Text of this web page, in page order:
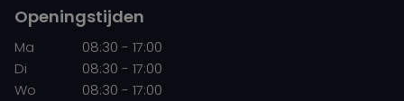
Openingstijden
Ma
08:30 - 17:00
Di
08:30 - 17:00
Wo
08:30 - 17:00